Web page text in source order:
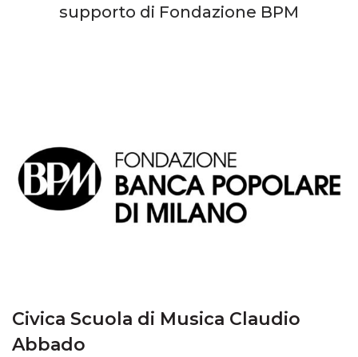
supporto di Fondazione BPM
Civica Scuola di Musica Claudio
Abbado